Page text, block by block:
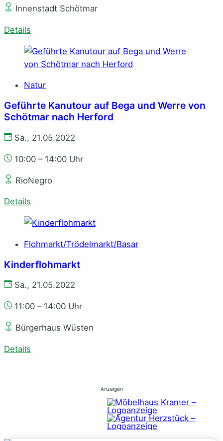
Innenstadt Schötmar
Details
Natur
Geführte Kanutour auf Bega und Werre von
Schötmar nach Herford
Sa., 21.05.2022
10:00 – 14:00 Uhr
RioNegro
Details
Flohmarkt/Trödelmarkt/Basar
Kinderflohmarkt
Sa., 21.05.2022
11:00 – 14:00 Uhr
Bürgerhaus Wüsten
Details
Anzeigen